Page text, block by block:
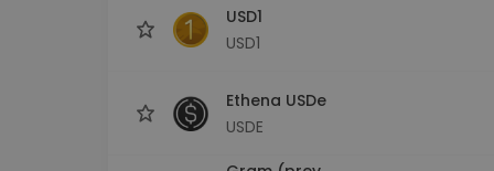
USD1
USD1
Ethena USDe
USDE